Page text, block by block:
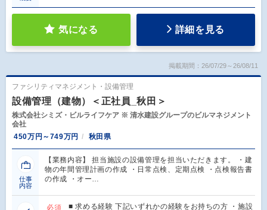
気になる 詳細を見る
掲載期間：26/07/29～26/08/11
ファシリティマネジメント・設備管理
設備管理（建物）＜正社員_秋田＞
株式会社シミズ・ビルライフケア ※ 清水建設グループのビルマネジメント
会社
450万円～749万円
秋田県
仕事
内容
【業務内容】 担当施設の設備管理を担当いただきます。 ・建
物の年間管理計画の作成 ・日常点検、定期点検 ・点検報告書
の作成 ・オー…
必須
■ 求める経験 下記いずれかの経験をお持ちの方 ・施設